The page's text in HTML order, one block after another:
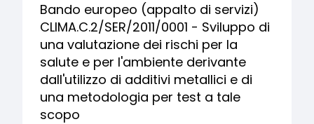
Bando europeo (appalto di servizi)
CLIMA.C.2/SER/2011/0001 - Sviluppo di
una valutazione dei rischi per la
salute e per l'ambiente derivante
dall'utilizzo di additivi metallici e di
una metodologia per test a tale
scopo